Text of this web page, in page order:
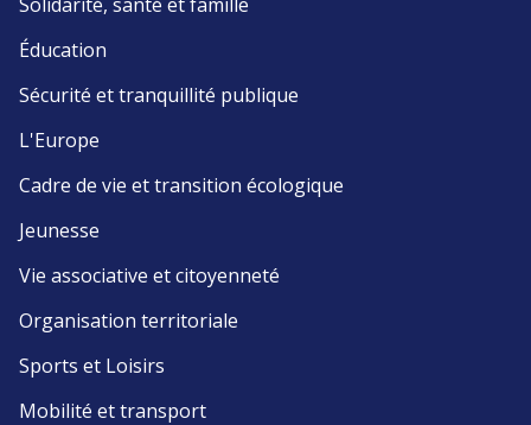
Éducation
Sécurité et tranquillité publique
L'Europe
Cadre de vie et transition écologique
Jeunesse
Vie associative et citoyenneté
Organisation territoriale
Sports et Loisirs
Mobilité et transport